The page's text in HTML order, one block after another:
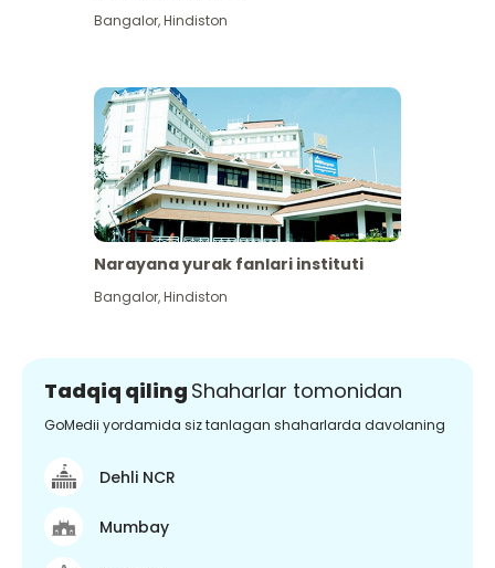
Bangalor,Hindiston
Narayana yurak fanlari instituti
Bangalor,Hindiston
Tadqiq qiling Shaharlar tomonidan
GoMedii yordamida siz tanlagan shaharlarda davolaning
Dehli NCR
Mumbay